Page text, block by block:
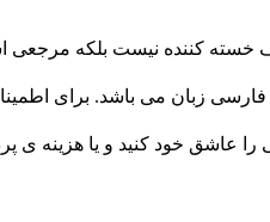
خسته کننده نیست بلکه
زبان می باشد. برای
خود کنید و یا هزینه ی